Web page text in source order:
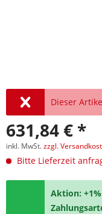
Dieser
631,84 € *
inkl. MwSt.zzgl.
Bitte Lieferzeit
Aktion: